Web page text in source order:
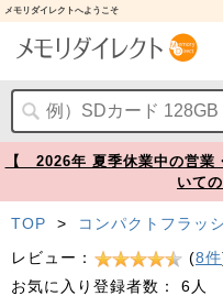
メモリダイレクトへようこそ
コンパクトフラッシュカード 32GB 800倍速 UDMA7
【 2026年 夏季休業中の営業
いて
TOP >
コンパクトフラ
レビュー：
(8件
お気に入り登録者数：
6人